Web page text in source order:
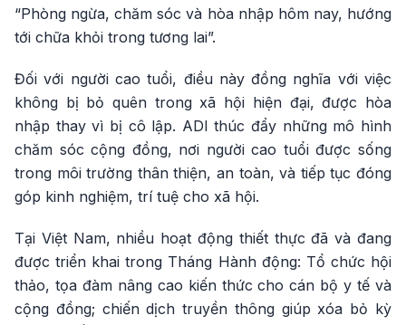
“Phòng ngừa, chăm sóc và hòa nhập hôm nay, hướng
tới chữa khỏi trong tương lai”.
Đối với người cao tuổi, điều này đồng nghĩa với việc
không bị bỏ quên trong xã hội hiện đại, được hòa
nhập thay vì bị cô lập. ADI thúc đẩy những mô hình
chăm sóc cộng đồng, nơi người cao tuổi được sống
trong môi trường thân thiện, an toàn, và tiếp tục đóng
góp kinh nghiệm, trí tuệ cho xã hội.
Tại Việt Nam, nhiều hoạt động thiết thực đã và đang
được triển khai trong Tháng Hành động: Tổ chức hội
thảo, tọa đàm nâng cao kiến thức cho cán bộ y tế và
cộng đồng; chiến dịch truyền thông giúp xóa bỏ kỳ